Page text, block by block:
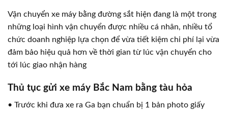
Vận chuyển xe máy bằng đường sắt hiện đang là một trong
những loại hình vận chuyển được nhiều cá nhân, nhiều tổ
chức doanh nghiệp lựa chọn để vừa tiết kiệm chi phí lại vừa
đảm bảo hiệu quả hơn về thời gian từ lúc vận chuyển cho
tới lúc giao nhận hàng
Thủ tục gửi xe máy Bắc Nam bằng tàu hỏa
• Trước khi đưa xe ra Ga bạn chuẩn bị 1 bản photo giấy